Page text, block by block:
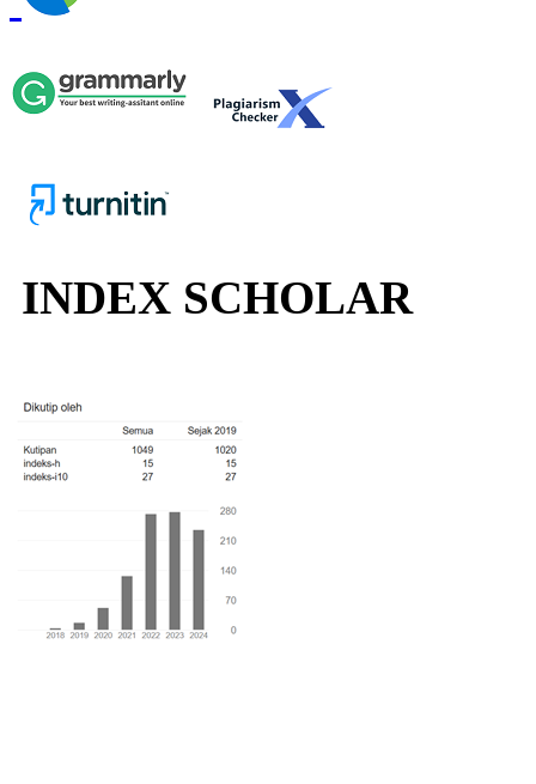
INDEX SCHOLAR